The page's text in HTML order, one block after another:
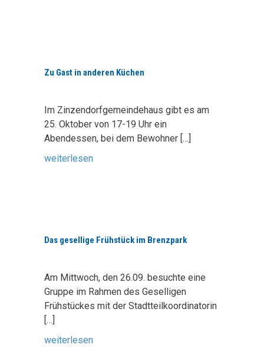
Zu Gast in anderen Küchen
Im Zinzendorfgemeindehaus gibt es am
25. Oktober von 17-19 Uhr ein
Abendessen, bei dem Bewohner […]
weiterlesen
Das gesellige Frühstück im Brenzpark
Am Mittwoch, den 26.09. besuchte eine
Gruppe im Rahmen des Geselligen
Frühstückes mit der Stadtteilkoordinatorin
[…]
weiterlesen